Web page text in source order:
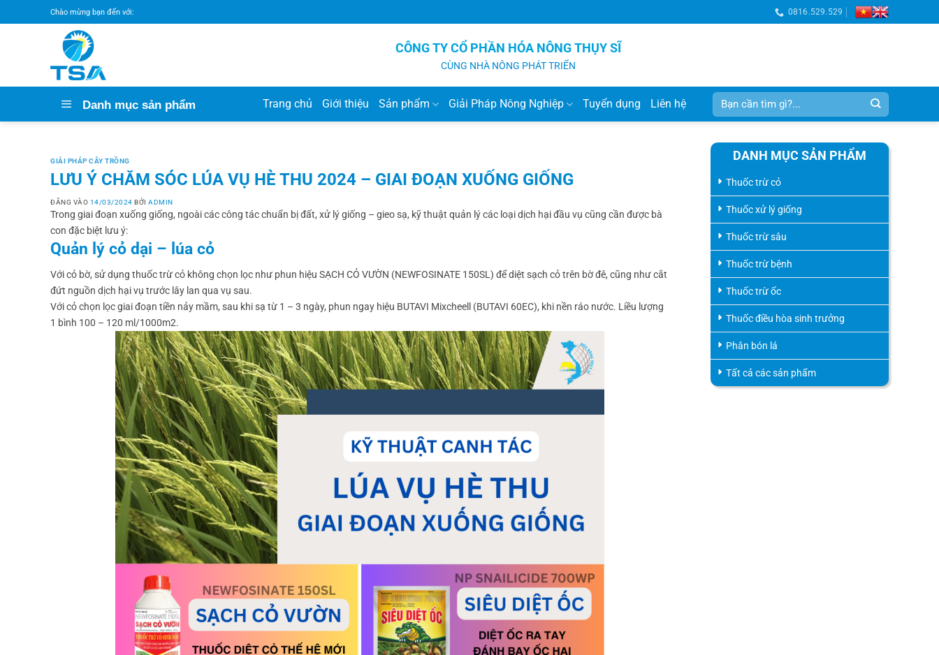
qua
Chào mừng bạn đến với: 0816.529.529
CÔNG TY CỔ PHẦN HÓA NÔNG THỤY SĨ
CÙNG NHÀ NÔNG PHÁT TRIỂN
Danh mục sản phẩm Trang chủ Giới thiệu Sản phẩm Giải Pháp Nông Nghiệp Tuyển dụng Liên hệ
Tìm
kiếm:
GIẢI PHÁP CÂY TRỒNG
LƯU Ý CHĂM SÓC LÚA VỤ HÈ THU 2024 – GIAI ĐOẠN XUỐNG GIỐNG
ĐĂNG VÀO 14/03/2024 BỞIADMIN
Trong giai đoạn xuống giống, ngoài các công tác chuẩn bị đất, xử lý giống – gieo sạ, kỹ thuật quản lý các loại dịch hại đầu vụ cũng cần được bà
con đặc biệt lưu ý:
Quản lý cỏ dại – lúa cỏ
Với cỏ bờ, sử dụng thuốc trừ cỏ không chọn lọc như phun hiệu SẠCH CỎ VƯỜN (NEWFOSINATE 150SL) để diệt sạch cỏ trên bờ đê, cũng như cắt
đứt nguồn dịch hại vụ trước lây lan qua vụ sau.
Với cỏ chọn lọc giai đoạn tiền nảy mầm, sau khi sạ từ 1 – 3 ngày, phun ngay hiệu BUTAVI Mixcheell (BUTAVI 60EC), khi nền ráo nước. Liều lượng
1 bình 100 – 120 ml/1000m2.
DANH MỤC SẢN PHẨM
Thuốc trừ cỏ
Thuốc xử lý giống
Thuốc trừ sâu
Thuốc trừ bệnh
Thuốc trừ ốc
Thuốc điều hòa sinh trưởng
Phân bón lá
Tất cả các sản phẩm